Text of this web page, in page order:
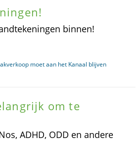
binnen!
moet aan het Kanaal blijven
om te
ADHD, ODD en andere